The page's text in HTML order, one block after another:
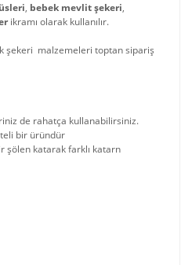
, bebek mevlit şekeri,
ikramı olarak kullanılır.
şekeri malzemeleri toptan sipariş
de rahatça kullanabilirsiniz.
bir üründür
şölen katarak farklı katarn